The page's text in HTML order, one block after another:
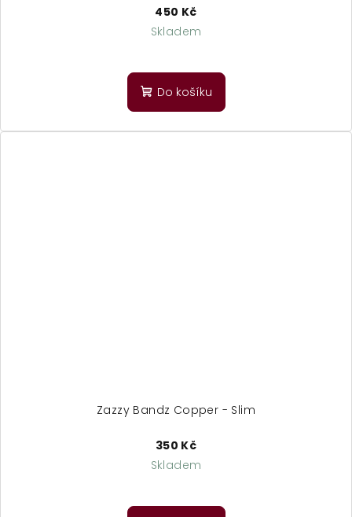
450 Kč
Skladem
Do košíku
Zazzy Bandz Copper - Slim
350 Kč
Skladem